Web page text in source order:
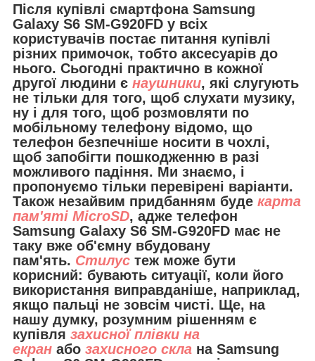
Після купівлі смартфона Samsung
Galaxy S6 SM-G920FD у всіх
користувачів постає питання купівлі
різних примочок, тобто аксесуарів до
нього. Сьогодні практично в кожної
другої людини є наушники, які слугують
не тільки для того, щоб слухати музику,
ну і для того, щоб розмовляти по
мобільному телефону відомо, що
телефон безпечніше носити в чохлі,
щоб запобігти пошкодженню в разі
можливого падіння. Ми знаємо, і
пропонуємо тільки перевірені варіанти.
Також незайвим придбанням буде карта
пам'яті MicroSD, адже телефон
Samsung Galaxy S6 SM-G920FD має не
таку вже об'ємну вбудовану
пам'ять. Стилус теж може бути
корисний: бувають ситуації, коли його
використання виправданіше, наприклад,
якщо пальці не зовсім чисті. Ще, на
нашу думку, розумним рішенням є
купівля захисної плівки на
екран або захисного скла на Samsung